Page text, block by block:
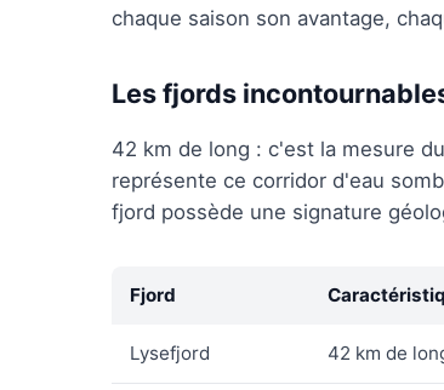
chaque saison son avantage,
Les fjords
42 km de long : c'est la mesure du
représente ce corridor d'eau
fjord possède une signature
Fjord
Lysefjord 42 km de